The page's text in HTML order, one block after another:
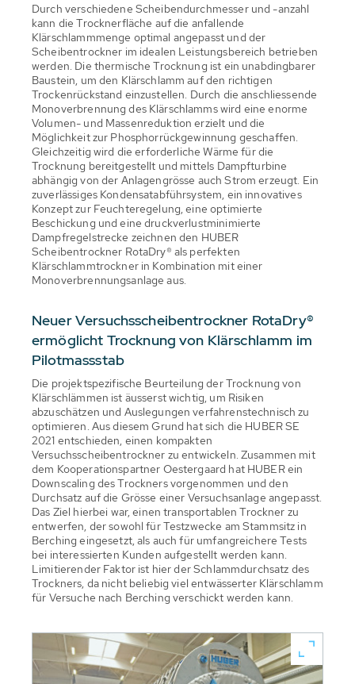
Durch verschiedene Scheibendurchmesser und -anzahl
kann die Trocknerfläche auf die anfallende
Klärschlammmenge optimal angepasst und der
Scheibentrockner im idealen Leistungsbereich betrieben
werden. Die thermische Trocknung ist ein unabdingbarer
Baustein, um den Klärschlamm auf den richtigen
Trockenrückstand einzustellen. Durch die anschliessende
Monoverbrennung des Klärschlamms wird eine enorme
Volumen- und Massenreduktion erzielt und die
Möglichkeit zur Phosphorrückgewinnung geschaffen.
Gleichzeitig wird die erforderliche Wärme für die
Trocknung bereitgestellt und mittels Dampfturbine
abhängig von der Anlagengrösse auch Strom erzeugt. Ein
zuverlässiges Kondensatabführsystem, ein innovatives
Konzept zur Feuchteregelung, eine optimierte
Beschickung und eine druckverlustminimierte
Dampfregelstrecke zeichnen den HUBER
Scheibentrockner RotaDry® als perfekten
Klärschlammtrockner in Kombination mit einer
Monoverbrennungsanlage aus.
Neuer Versuchsscheibentrockner RotaDry®
ermöglicht Trocknung von Klärschlamm im
Pilotmassstab
Die projektspezifische Beurteilung der Trocknung von
Klärschlämmen ist äusserst wichtig, um Risiken
abzuschätzen und Auslegungen verfahrenstechnisch zu
optimieren. Aus diesem Grund hat sich die HUBER SE
2021 entschieden, einen kompakten
Versuchsscheibentrockner zu entwickeln. Zusammen mit
dem Kooperationspartner Oestergaard hat HUBER ein
Downscaling des Trockners vorgenommen und den
Durchsatz auf die Grösse einer Versuchsanlage angepasst.
Das Ziel hierbei war, einen transportablen Trockner zu
entwerfen, der sowohl für Testzwecke am Stammsitz in
Berching eingesetzt, als auch für umfangreichere Tests
bei interessierten Kunden aufgestellt werden kann.
Limitierender Faktor ist hier der Schlammdurchsatz des
Trockners, da nicht beliebig viel entwässerter Klärschlamm
für Versuche nach Berching verschickt werden kann.